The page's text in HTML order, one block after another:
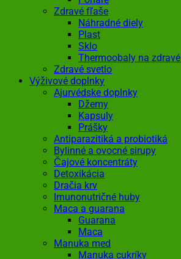
Zdravé fľaše
Náhradné diely
Plast
Sklo
Thermoobaly na
Zdravé svetlo
Výživové doplnky
Ajurvédske doplnky
Džemy
Kapsuly
Prášky
Antiparazitiká a probiotiká
Bylinné a ovocné sirupy
Čajové koncentráty
Detoxikácia
Dračia krv
Imunonutričné huby
Maca a guarana
Guarana
Maca
Manuka med
Manuka cukríky